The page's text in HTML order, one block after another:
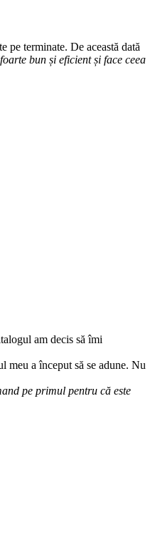
terminate. De această dată
bun și eficient și face ceea
am decis să îmi
meu a început să se adune. Nu
pe primul pentru că este